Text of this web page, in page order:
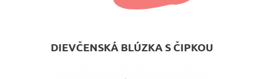
DIEVČENSKÁ BLÚZKA S ČIPKOU